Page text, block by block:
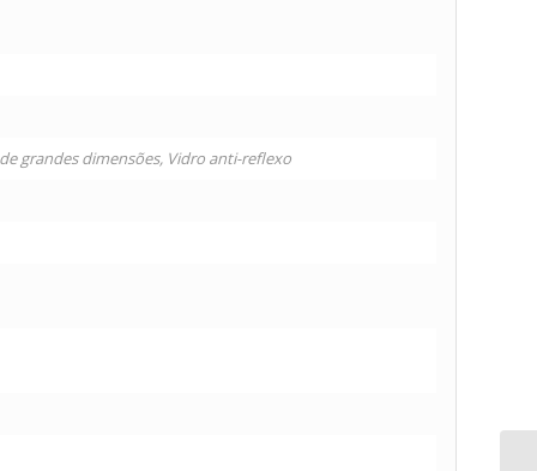
grandes dimensões, Vidro anti-reflexo